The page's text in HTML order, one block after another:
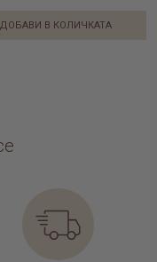
ДОБАВИ В КОЛИЧКАТА